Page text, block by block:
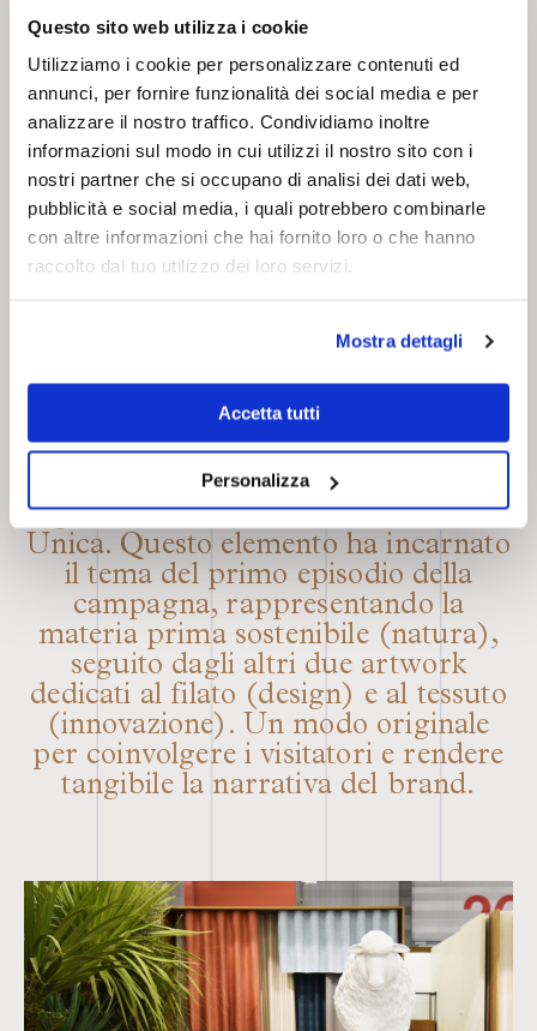
Questo sito web utilizza i cookie
Utilizziamo i cookie per personalizzare contenuti ed
annunci, per fornire funzionalità dei social media e per
analizzare il nostro traffico. Condividiamo inoltre
informazioni sul modo in cui utilizzi il nostro sito con i
nostri partner che si occupano di analisi dei dati web,
pubblicità e social media, i quali potrebbero combinarle
con altre informazioni che hai fornito loro o che hanno
raccolto dal tuo utilizzo dei loro servizi.
Mostra dettagli
Accetta tutti
Personalizza
Il ponte tra il mondo digitale e quello
fisico è stato rappresentato da Mira,
mascotte di brand, che si è
trasformata in un artwork reale
esposta nello stand di Reda a Milano
Unica. Questo elemento ha incarnato
il tema del primo episodio della
campagna, rappresentando la
materia prima sostenibile (natura),
seguito dagli altri due artwork
dedicati al filato (design) e al tessuto
(innovazione). Un modo originale
per coinvolgere i visitatori e rendere
tangibile la narrativa del brand.